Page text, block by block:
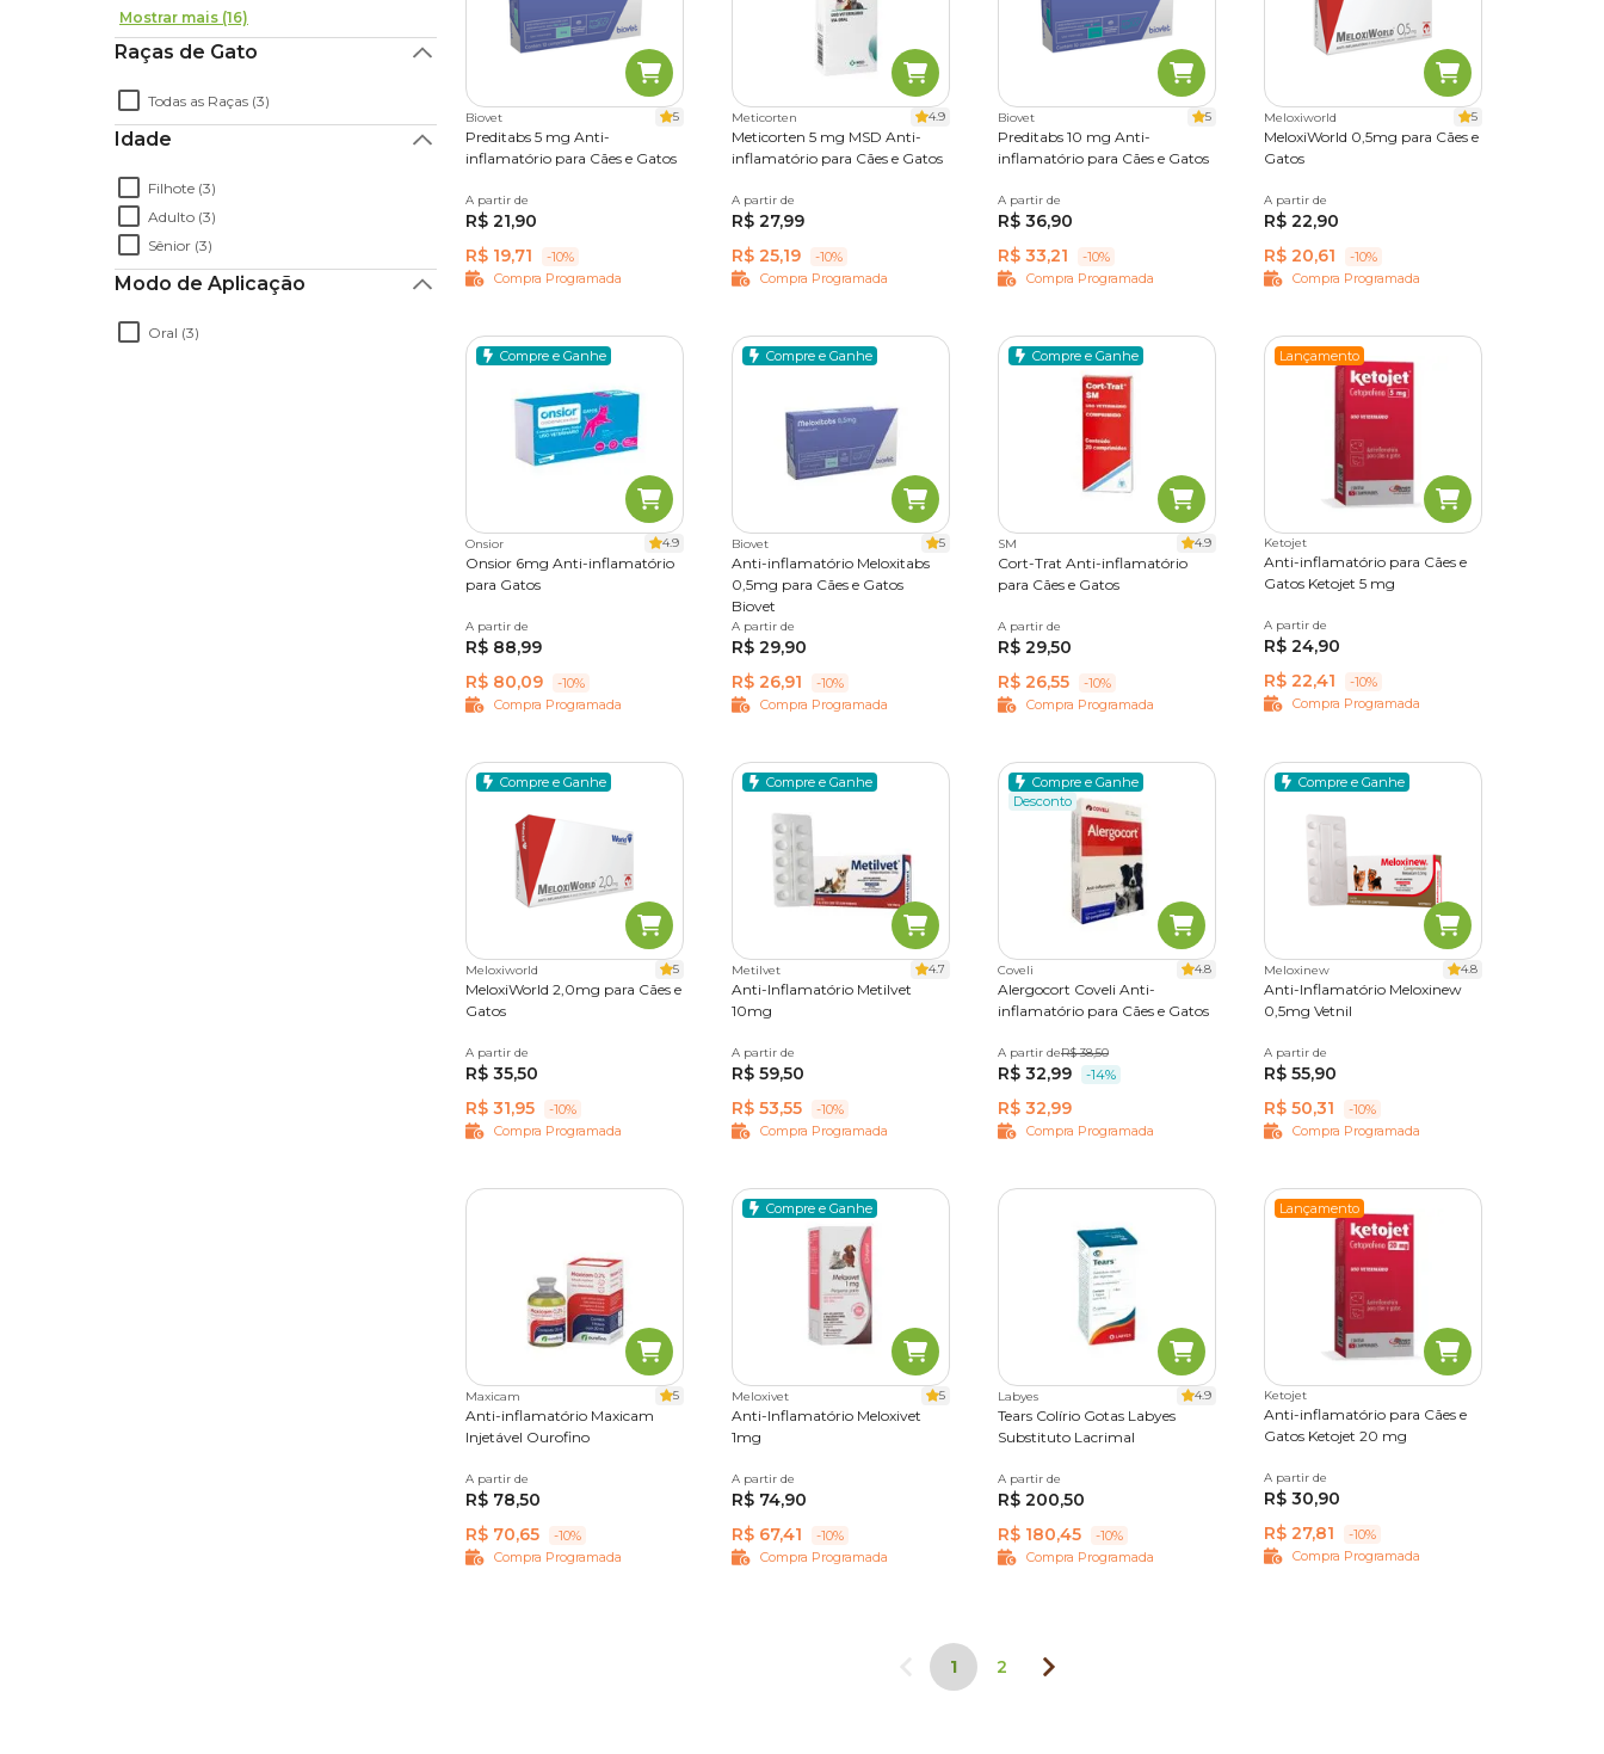
Regenerador Articular
Regulador de Cio
Sarnicidas e Ectoparasitas
Vermífugo
Vitaminas e Suplementos
Acessórios de Saúde
Dores
Outros Medicamentos
Coleira Antipulgas
Mostrar mais (16)
Raças de Gato
Todas as Raças (3)
Idade
Filhote (3)
Adulto (3)
Sênior (3)
Modo de Aplicação
Oral (3)
Biovet 5
Preditabs 5 mg Anti-
inflamatório para Cães e Gatos
10 comprimidos
A partir de
R$ 21,90
R$ 19,71
-10%
Compra Programada
Meticorten 4.9
Meticorten 5 mg MSD Anti-
inflamatório para Cães e Gatos
10 comprimidos
A partir de
R$ 27,99
R$ 25,19
-10%
Compra Programada
Biovet 5
Preditabs 10 mg Anti-
inflamatório para Cães e Gatos
10 comprimidos
A partir de
R$ 36,90
R$ 33,21
-10%
Compra Programada
Meloxiworld 5
MeloxiWorld 0,5mg para Cães e
Gatos
10 comprimidos
A partir de
R$ 22,90
R$ 20,61
-10%
Compra Programada
Compre e Ganhe
Onsior 4.9
Onsior 6mg Anti-inflamatório
para Gatos
6 comprimidos
A partir de
R$ 88,99
R$ 80,09
-10%
Compra Programada
Compre e Ganhe
Biovet 5
Anti-inflamatório Meloxitabs
0,5mg para Cães e Gatos
Biovet
10 comprimidos
A partir de
R$ 29,90
R$ 26,91
-10%
Compra Programada
Compre e Ganhe
SM 4.9
Cort-Trat Anti-inflamatório
para Cães e Gatos
20 Comprimidos
A partir de
R$ 29,50
R$ 26,55
-10%
Compra Programada
Lançamento
Ketojet
Anti-inflamatório para Cães e
Gatos Ketojet 5 mg
5 comprimidos
A partir de
R$ 24,90
R$ 22,41
-10%
Compra Programada
Compre e Ganhe
Meloxiworld 5
MeloxiWorld 2,0mg para Cães e
Gatos
10 comprimidos
A partir de
R$ 35,50
R$ 31,95
-10%
Compra Programada
Compre e Ganhe
Metilvet 4.7
Anti-Inflamatório Metilvet
10mg
10 comprimidos
A partir de
R$ 59,50
R$ 53,55
-10%
Compra Programada
Compre e Ganhe
Desconto
Coveli 4.8
Alergocort Coveli Anti-
inflamatório para Cães e Gatos
10 comprimidos
A partir deR$ 38,50
R$ 32,99 -14%
R$ 32,99
Compra Programada
Compre e Ganhe
Meloxinew 4.8
Anti-Inflamatório Meloxinew
0,5mg Vetnil
10 comprimidos
A partir de
R$ 55,90
R$ 50,31
-10%
Compra Programada
Maxicam 5
Anti-inflamatório Maxicam
Injetável Ourofino
20 ml
A partir de
R$ 78,50
R$ 70,65
-10%
Compra Programada
Compre e Ganhe
Meloxivet 5
Anti-Inflamatório Meloxivet
1mg
10 comprimidos
A partir de
R$ 74,90
R$ 67,41
-10%
Compra Programada
Labyes 4.9
Tears Colírio Gotas Labyes
Substituto Lacrimal
8 ml
A partir de
R$ 200,50
R$ 180,45
-10%
Compra Programada
Lançamento
Ketojet
Anti-inflamatório para Cães e
Gatos Ketojet 20 mg
5 comprimidos
A partir de
R$ 30,90
R$ 27,81
-10%
Compra Programada
1 2